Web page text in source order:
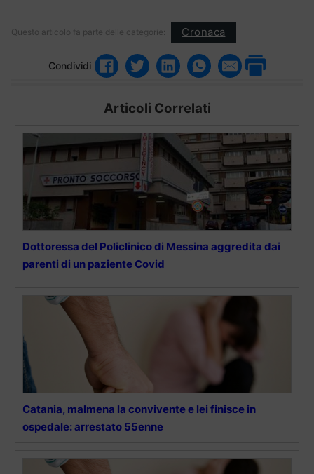
Questo articolo fa parte delle categorie: Cronaca
Condividi
Articoli Correlati
Dottoressa del Policlinico di Messina aggredita dai
parenti di un paziente Covid
Catania, malmena la convivente e lei finisce in
ospedale: arrestato 55enne